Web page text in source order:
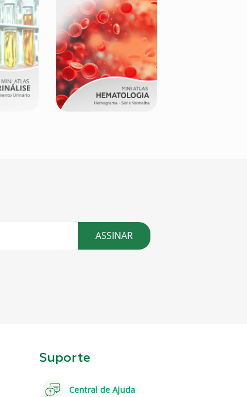
ASSINAR
Suporte
Central de Ajuda